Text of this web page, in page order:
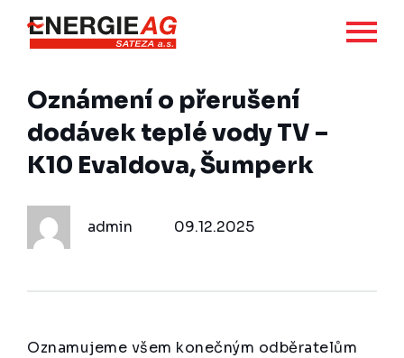
Oznámení o přerušení
dodávek teplé vody TV –
K10 Evaldova, Šumperk
admin 09.12.2025
Oznamujeme všem konečným odběratelům